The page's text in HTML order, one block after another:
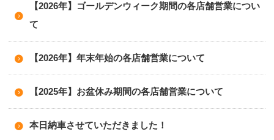
【2026年】ゴールデンウィーク期間の各店舗営業につい
て
【2026年】年末年始の各店舗営業について
【2025年】お盆休み期間の各店舗営業について
本日納車させていただきました！